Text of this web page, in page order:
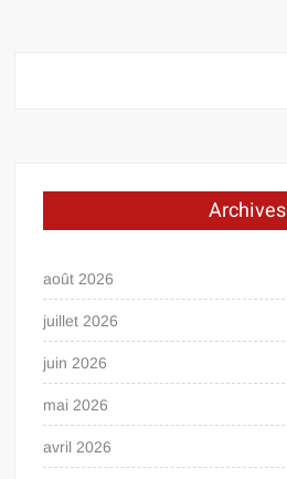
Archives
août 2026
juillet 2026
juin 2026
mai 2026
avril 2026